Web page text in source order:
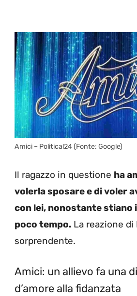
Amici – Political24 (Fonte: Google)
Il ragazzo in questione ha
volerla sposare e di voler
con lei, nonostante stiano
poco tempo. La reazione di
sorprendente.
Amici: un allievo fa una
d’amore alla fidanzata